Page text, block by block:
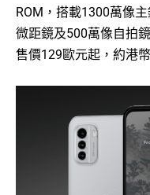
ROM，搭載1300萬像
微距鏡及500萬像自拍
售價129歐元起，約港